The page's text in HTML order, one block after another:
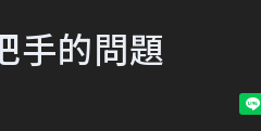
手的問題